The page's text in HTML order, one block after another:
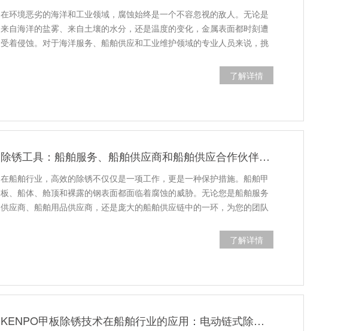
在环境恶劣的海洋和工业领域，腐蚀始终是一个不容忽视的敌人。无论是
来自海洋的盐雾、来自土壤的水分，还是温度的变化，金属表面都时刻遭
受着侵蚀。对于海洋服务、船舶供应和工业维护领域的专业人员来说，挑
了解详情
除锈工具：船舶服务、船舶供应商和船舶供应合作伙伴的必备装备
在船舶行业，高效的除锈不仅仅是一项工作，更是一种保护措施。船舶甲
板、船体、舱顶和裸露的钢表面都面临着腐蚀的威胁。无论您是船舶服务
供应商、船舶用品供应商，还是庞大的船舶供应链中的一环，为您的团队
了解详情
KENPO甲板除锈技术在船舶行业的应用：电动链式除锈机与传统工具的比较